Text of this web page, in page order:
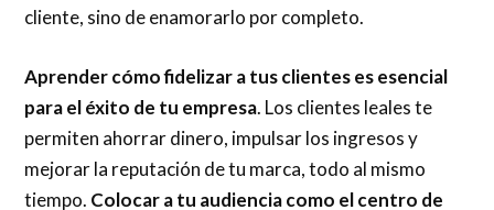
cliente, sino de enamorarlo por completo.
Aprender cómo fidelizar a tus clientes es esencial
para el éxito de tu empresa. Los clientes leales te
permiten ahorrar dinero, impulsar los ingresos y
mejorar la reputación de tu marca, todo al mismo
tiempo. Colocar a tu audiencia como el centro de